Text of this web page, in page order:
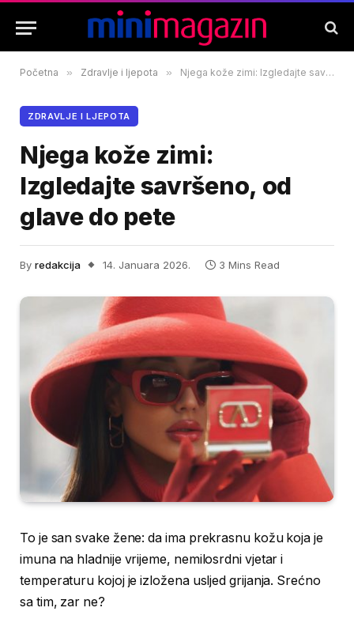
Početna » Zdravlje i ljepota » Njega kože zimi: Izgledajte savršeno, od glave do pete
ZDRAVLJE I LJEPOTA
Njega kože zimi:
Izgledajte savršeno, od
glave do pete
By redakcija 14. Januara 2026. 3 Mins Read
To je san svake žene: da ima prekrasnu kožu koja je
imuna na hladnije vrijeme, nemilosrdni vjetar i
temperaturu kojoj je izložena usljed grijanja. Srećno
sa tim, zar ne?